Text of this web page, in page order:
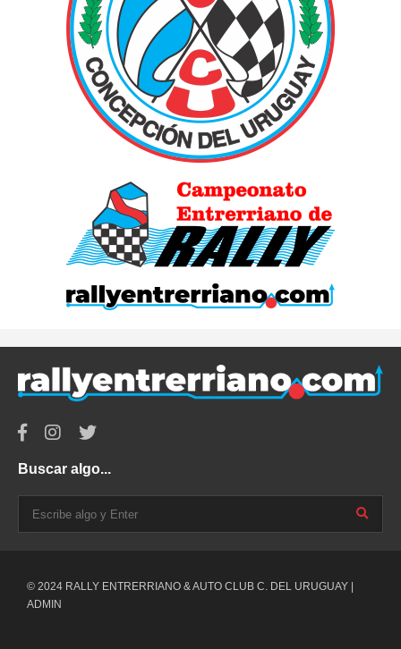
Buscar algo...
© 2024 RALLY ENTRERRIANO & AUTO CLUB C. DEL URUGUAY |
ADMIN